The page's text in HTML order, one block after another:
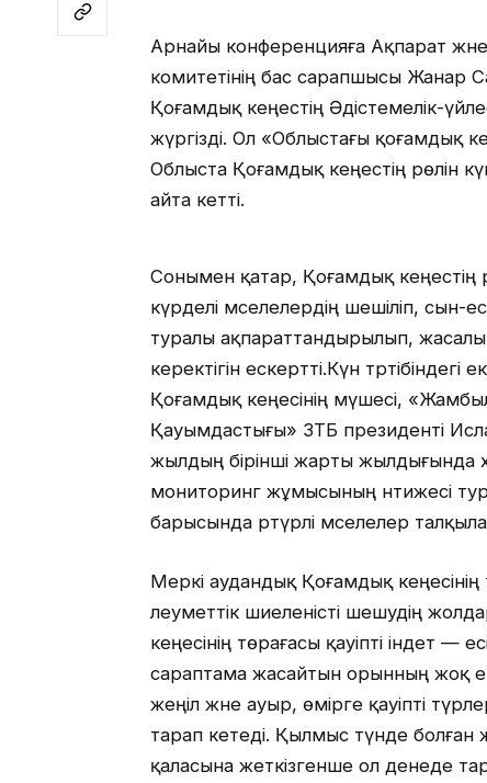
Арнайы конференцияға Ақпарат
комитетінің бас сарапшысы Жанар
Қоғамдық кеңестің Әдістемелік-
жүргізді. Ол «Облыстағы қоғамдық
Облыста Қоғамдық кеңестің рөлін
айта кетті.
Сонымен қатар, Қоғамдық кеңестің
күрделі мәселелердің шешіліп,
туралы ақпараттандырылып,
керектігін ескертті.Күн
Қоғамдық кеңесінің мүшесі,
Қауымдастығы» ЗТБ президенті
жылдың бірінші жарты
мониторинг жұмысының нәтижесі
барысында әртүрлі мәселелер
Меркі аудандық Қоғамдық
әлеуметтік шиеленісті шешудің
кеңесінің төрағасы қауіпті індет —
сараптама жасайтын орынның жоқ
жеңіл және ауыр, өмірге қауіпті
тарап кетеді. Қылмыс түнде болған
қаласына жеткізгенше ол денеде